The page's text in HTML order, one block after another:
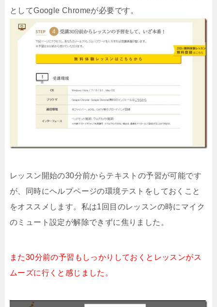
としてGoogle Chromeが必要です。
レッスン開始の30分前からテキストの予習が可能です
が、同時にヘルプページの環境テストをしておくこと
をオススメします。私は1回目のレッスンの時にマイク
のミュート設定が解除できずに焦りました。
また30分前の予習もしっかりしておくとレッスンがス
ムーズに行くと感じました。